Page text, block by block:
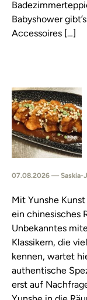
Babyshower
Accessoires […]
07.08.2026 — Saskia-
Mit Yunshe
ein chinesisches
Unbekanntes
Klassikern, die
kennen, wartet
authentische
erst auf